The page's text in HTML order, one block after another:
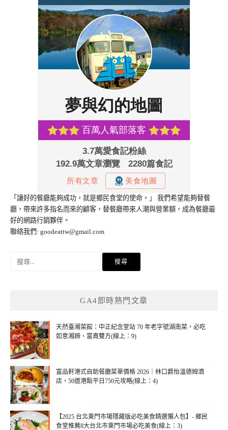
「讓好的餐廳能夠成功，就是鄉民食堂的使命。」 我們希望能夠替餐
廳，帶來許多指名而來的顧客，替餐廳帶來人潮與營業額，成為餐廳最
好的網路行銷夥伴。
聯絡我們: goodeattw@gmail.com
GA4即時熱門文章
天然臺湘菜館：中正紀念堂站 70 年老字號湖南菜，必吃
如意湘蹄、富貴雙方(線上：9)
富品軒港式自助餐廳菜單價格 2026｜林口爵怡溫德姆酒
店，50道港點平日750元攻略(線上：4)
【2025 台北東門市場隱藏版必吃美食精選懶人包】- 鄉民
食堂推薦8大台北市東門市場必吃美食(線上：3)